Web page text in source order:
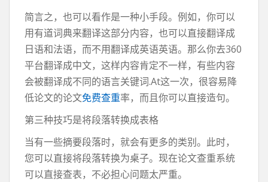
简言之，也可以看作是一种小手段。例如，你可以
用有道词典来翻译这部分内容，也可以直接翻译成
日语和法语，而不用翻译成英语英语。那么你去360
平台翻译成中文，这样内容肯定不一样，有些内容
会被翻译成不同的语言关键词.At这一次，很容易降
低论文的论文免费查重率，而且你可以直接造句。
第三种技巧是将段落转换成表格
当有一些摘要段落时，就会有更多的类别。此时，
您可以直接将段落转换为桌子。现在论文查重系统
可以直接查表，不必担心问题太严重。